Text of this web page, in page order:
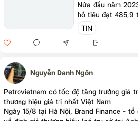
Nửa đầu năm
hồ tiêu đạt 485,9
tiêu Việt Nam dự
thể sẽ xuất khẩu
TIN
Nguyễn Danh Ngôn
Petrovietnam có tốc độ tăng trưởng giá
thương hiệu giá trị nhất Việt Nam
Ngày 15/8 tại Hà Nội, Brand Finance -